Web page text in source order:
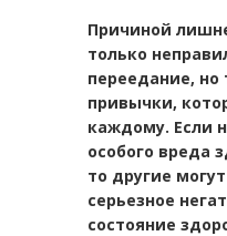
Причиной
только
переедание,
привычки,
каждому. Если
особого вреда
то другие
серьезное
состояние